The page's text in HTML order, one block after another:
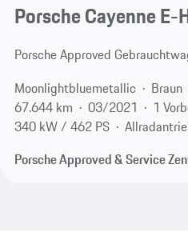
Porsche Cayenne E-
Porsche Approved
Moonlightbluemetallic
Braun
67.644 km
03/2021 1
340 kW / 462 PS
Porsche Approved & Service